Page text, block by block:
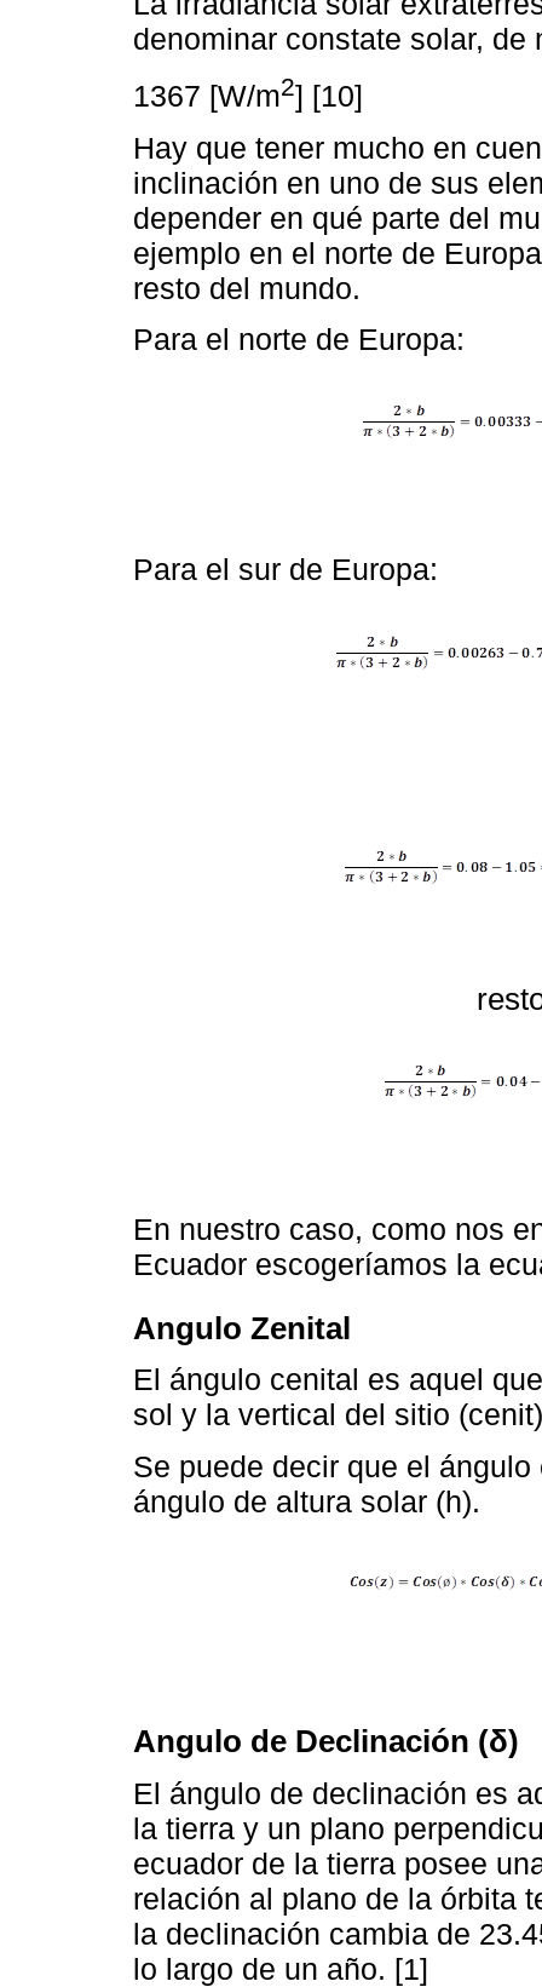
denominar constate solar,
1367 [W/m2] [10]
Hay que tener mucho en
inclinación en uno de sus
depender en qué parte del
ejemplo en el norte de
resto del mundo.
Para el norte de Europa:
Para el sur de Europa:
En nuestro caso, como nos
Ecuador escogeríamos la
Angulo Zenital
El ángulo cenital es aquel
sol y la vertical del sitio
Se puede decir que el
ángulo de altura solar (h).
Angulo de Declinación (δ)
El ángulo de declinación es
la tierra y un plano
ecuador de la tierra posee
relación al plano de la órbita
la declinación cambia de
lo largo de un año. [1]